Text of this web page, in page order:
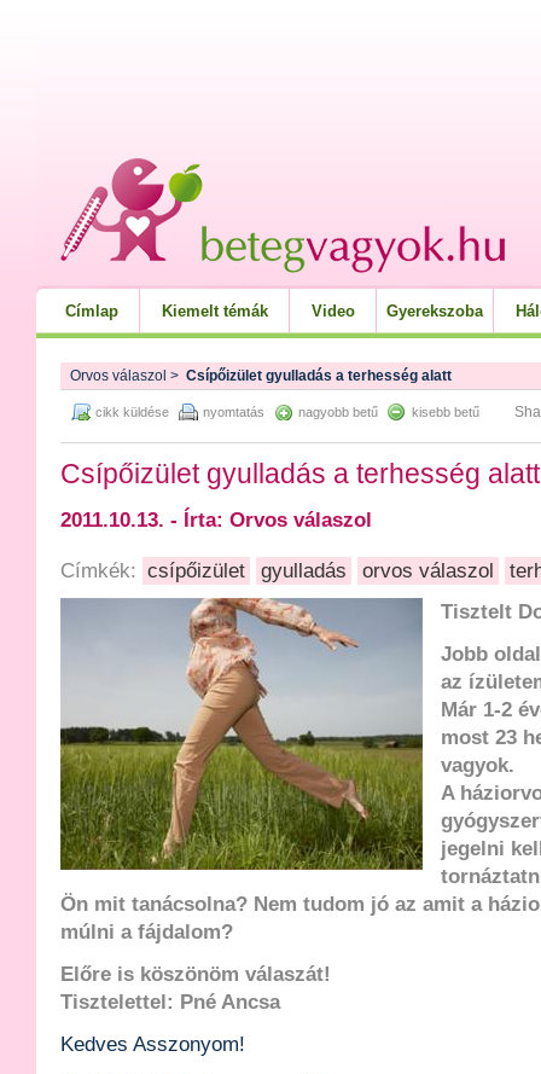
Címlap Kiemelt témák Video Gyerekszoba
Orvos válaszol > Csípőizület gyulladás a terhesség alatt
cikk küldése nyomtatás nagyobb betű kisebb betű
Csípőizület gyulladás a terhesség alatt
2011.10.13. - Írta: Orvos válaszol
Címkék: csípőizület gyulladás orvos válaszol
Tisztelt
Jobb
az
Már 1-2
most 23
vagyok.
A
jegelni
Ön mit tanácsolna? Nem tudom jó az amit a
múlni a fájdalom?
Előre is köszönöm válaszát!
Tisztelettel: Pné Ancsa
Kedves Asszonyom!